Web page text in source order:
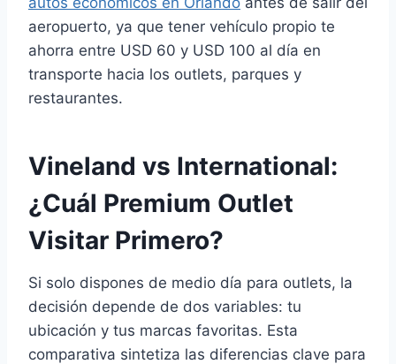
aeropuerto, ya que tener vehículo propio te
ahorra entre USD 60 y USD 100 al día en
transporte hacia los outlets, parques y
restaurantes.
Vineland vs International:
¿Cuál Premium Outlet
Visitar Primero?
Si solo dispones de medio día para outlets, la
decisión depende de dos variables: tu
ubicación y tus marcas favoritas. Esta
comparativa sintetiza las diferencias clave para